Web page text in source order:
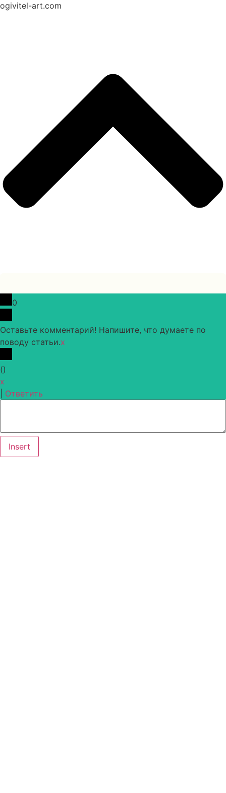
ogivitel-art.com
0
Оставьте комментарий! Напишите, что думаете по
поводу статьи.x
()
x
Ответить
Insert